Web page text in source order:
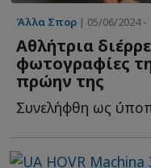
Άλλα Σπορ | 05/06/2024 -
Αθλήτρια
φωτογραφίες
πρώην της
Συνελήφθη ως